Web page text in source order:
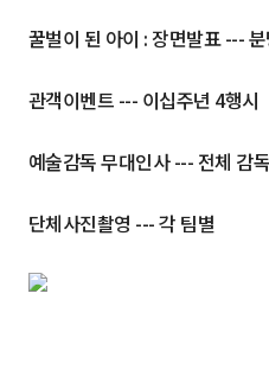
꿀벌이 된 아이 : 장면발표 ---
관객이벤트 --- 이십주년 4행시
예술감독 무대인사 --- 전체 감
단체사진촬영 --- 각 팀별